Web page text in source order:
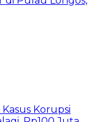
Korupsi